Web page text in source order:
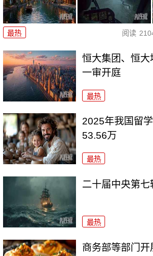
最热 阅读
恒大集团、恒
一审开庭
最热
2025年我国留
53.56万
最热
二十届中央第
最热
商务部等部门